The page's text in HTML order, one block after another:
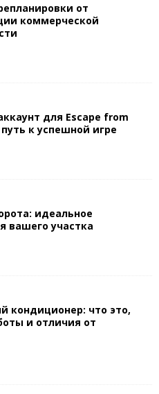
от
коммерческой
для Escape from
к успешной игре
идеальное
вашего участка
кондиционер: что это,
и отличия от